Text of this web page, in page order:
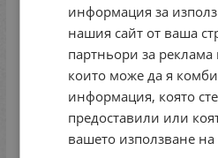
информация за
нашия сайт от ваша
партньори за
които може да я
информация, която
предоставили или
вашето използване на